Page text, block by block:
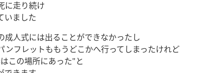
に走り続け
いました
成人式には出ることができなかったし
ンフレットももうどこかへ行ってしまったけれど
この場所にあった"と